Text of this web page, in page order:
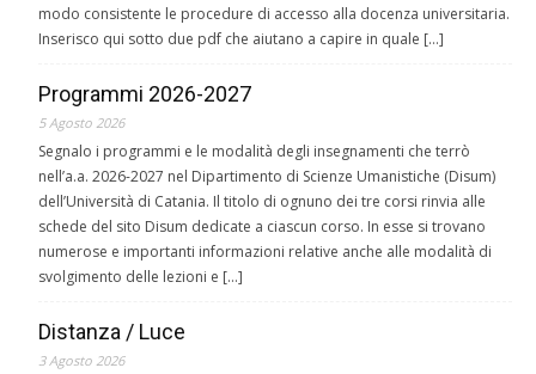
modo consistente le procedure di accesso alla docenza universitaria.
Inserisco qui sotto due pdf che aiutano a capire in quale […]
Programmi 2026-2027
5 Agosto 2026
Segnalo i programmi e le modalità degli insegnamenti che terrò
nell’a.a. 2026-2027 nel Dipartimento di Scienze Umanistiche (Disum)
dell’Università di Catania. Il titolo di ognuno dei tre corsi rinvia alle
schede del sito Disum dedicate a ciascun corso. In esse si trovano
numerose e importanti informazioni relative anche alle modalità di
svolgimento delle lezioni e […]
Distanza / Luce
3 Agosto 2026